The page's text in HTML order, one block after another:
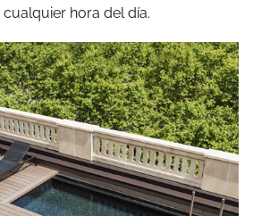
hora del día.